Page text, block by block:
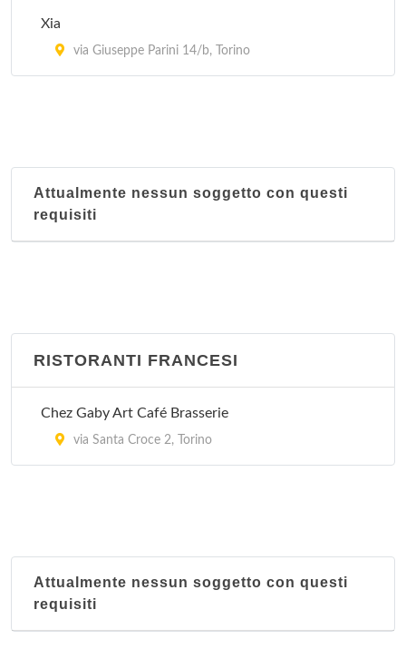
Xia
via Giuseppe Parini 14/b, Torino
Attualmente nessun soggetto con questi
requisiti
RISTORANTI FRANCESI
Chez Gaby Art Café Brasserie
via Santa Croce 2, Torino
Attualmente nessun soggetto con questi
requisiti